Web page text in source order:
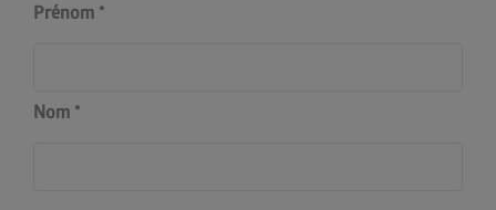
Prénom
Nom